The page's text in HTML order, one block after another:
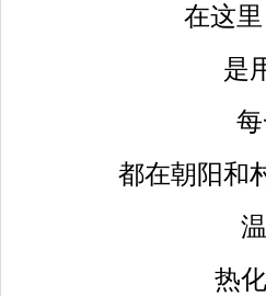
在这
是
都在朝阳和
热